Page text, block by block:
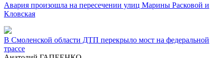
Авария произошла на пересечении улиц Марины Расковой и
Кловская
В Смоленской области ДТП перекрыло мост на федеральной
трассе